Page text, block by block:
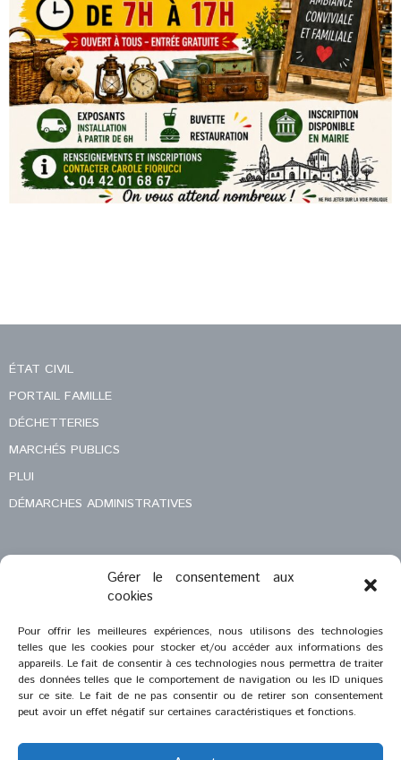
Gérer le consentement aux
cookies
Pour offrir les meilleures expériences, nous utilisons des technologies
telles que les cookies pour stocker et/ou accéder aux informations des
appareils. Le fait de consentir à ces technologies nous permettra de traiter
des données telles que le comportement de navigation ou les ID uniques
sur ce site. Le fait de ne pas consentir ou de retirer son consentement
peut avoir un effet négatif sur certaines caractéristiques et fonctions.
ÉTAT CIVIL
PORTAIL FAMILLE
DÉCHETTERIES
MARCHÉS PUBLICS
PLUI
DÉMARCHES ADMINISTRATIVES
MENTIONS LÉGALES